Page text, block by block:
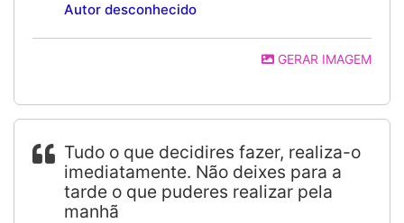
Autor desconhecido
GERAR IMAGEM
Tudo o que decidires fazer, realiza-o
imediatamente. Não deixes para a
tarde o que puderes realizar pela
manhã